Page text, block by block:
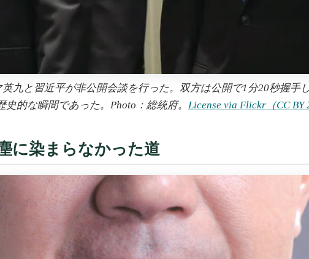
九と習近平が非公開会談を行った。双方は公開で1分20秒握手
的な瞬間であった。Photo：総統府。 License via Flickr（CC BY
に染まらなかった道